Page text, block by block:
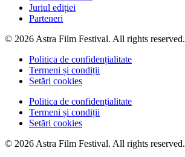
Juriul ediției
Parteneri
© 2026 Astra Film Festival. All rights reserved.
Politica de confidențialitate
Termeni și condiții
Setări cookies
Politica de confidențialitate
Termeni și condiții
Setări cookies
© 2026 Astra Film Festival. All rights reserved.